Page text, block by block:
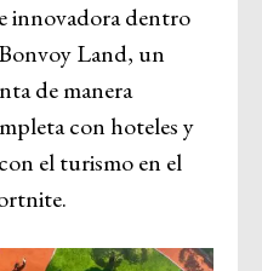
innovadora dentro
Land, un
de manera
con hoteles y
el turismo en el